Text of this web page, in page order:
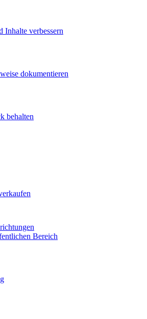
Inhalte verbessern
dokumentieren
behalten
Bereich